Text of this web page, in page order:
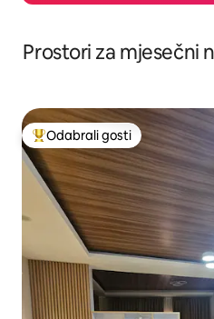
Prostori za mjesečni
Među najviše rangiranima s
Odabrali gosti